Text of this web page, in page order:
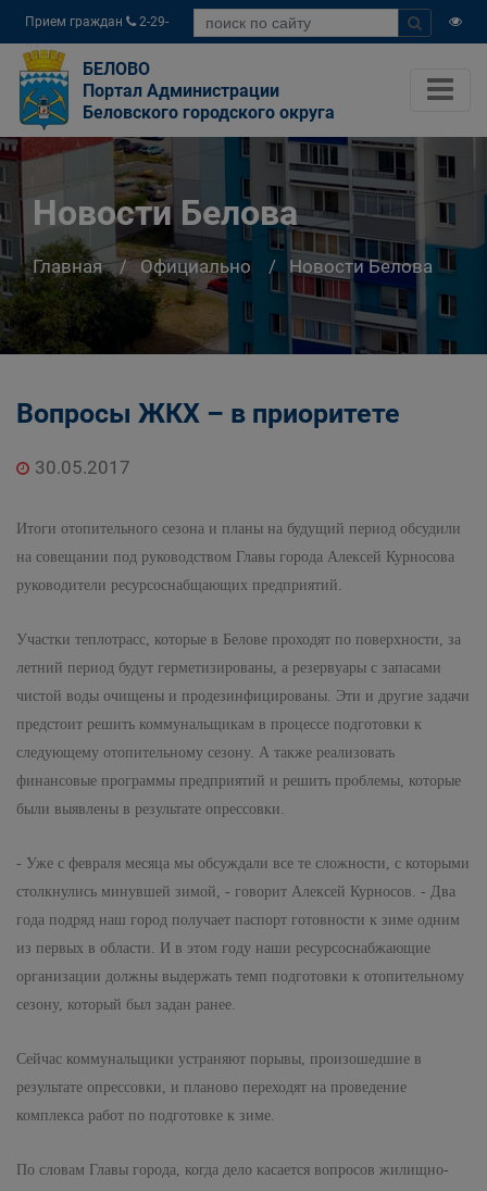
Прием граждан
2-29-
04
БЕЛОВО
Портал Администрации
Беловского городского округа
Новости Белова
Главная Официально Новости Белова
Вопросы ЖКХ – в приоритете
30.05.2017
Итоги отопительного сезона и планы на будущий период обсудили
на совещании под руководством Главы города Алексей Курносова
руководители ресурсоснабщающих предприятий.
Участки теплотрасс, которые в Белове проходят по поверхности, за
летний период будут герметизированы, а резервуары с запасами
чистой воды очищены и продезинфицированы. Эти и другие задачи
предстоит решить коммунальщикам в процессе подготовки к
следующему отопительному сезону. А также реализовать
финансовые программы предприятий и решить проблемы, которые
были выявлены в результате опрессовки.
- Уже с февраля месяца мы обсуждали все те сложности, с которыми
столкнулись минувшей зимой, - говорит Алексей Курносов. - Два
года подряд наш город получает паспорт готовности к зиме одним
из первых в области. И в этом году наши ресурсоснабжающие
организации должны выдержать темп подготовки к отопительному
сезону, который был задан ранее.
Сейчас коммунальщики устраняют порывы, произошедшие в
результате опрессовки, и планово переходят на проведение
комплекса работ по подготовке к зиме.
По словам Главы города, когда дело касается вопросов жилищно-